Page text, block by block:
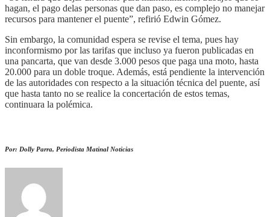
hagan, el pago delas personas que dan paso, es complejo no manejar
recursos para mantener el puente”, refirió Edwin Gómez.
Sin embargo, la comunidad espera se revise el tema, pues hay
inconformismo por las tarifas que incluso ya fueron publicadas en
una pancarta, que van desde 3.000 pesos que paga una moto, hasta
20.000 para un doble troque. Además, está pendiente la intervención
de las autoridades con respecto a la situación técnica del puente, así
que hasta tanto no se realice la concertación de estos temas,
continuara la polémica.
Por: Dolly Parra, Periodista Matinal Noticias